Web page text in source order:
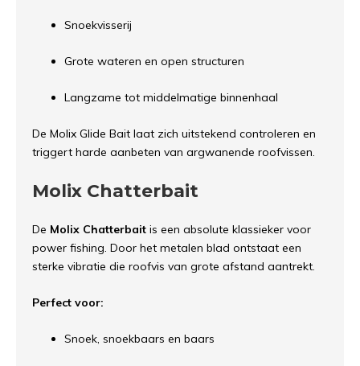
Snoekvisserij
Grote wateren en open structuren
Langzame tot middelmatige binnenhaal
De Molix Glide Bait laat zich uitstekend controleren en
triggert harde aanbeten van argwanende roofvissen.
Molix Chatterbait
De Molix Chatterbait is een absolute klassieker voor
power fishing. Door het metalen blad ontstaat een
sterke vibratie die roofvis van grote afstand aantrekt.
Perfect voor:
Snoek, snoekbaars en baars